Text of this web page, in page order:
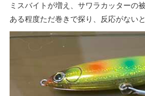
ミスバイトが増え、サワラカッターの
ある程度ただ巻きで探り、反応がない